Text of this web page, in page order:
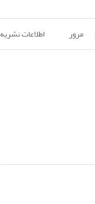
مرور اطلاعات نشریه